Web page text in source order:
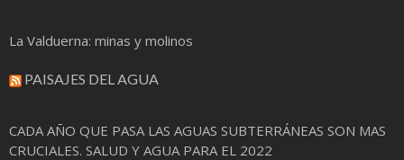
La Valduerna: minas y molinos
PAISAJES DEL AGUA
CADA AÑO QUE PASA LAS AGUAS SUBTERRÁNEAS SON MAS
CRUCIALES. SALUD Y AGUA PARA EL 2022